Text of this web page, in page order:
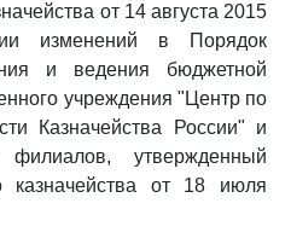
от 14 августа 2015
изменений в Порядок
и ведения бюджетной
учреждения "Центр по
Казначейства России" и
утвержденный
казначейства от 18 июля